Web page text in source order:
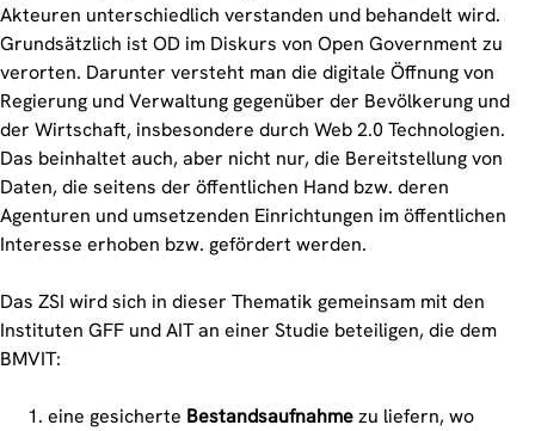
Akteuren unterschiedlich verstanden und behandelt wird.
Grundsätzlich ist OD im Diskurs von Open Government zu
verorten. Darunter versteht man die digitale Öffnung von
Regierung und Verwaltung gegenüber der Bevölkerung und
der Wirtschaft, insbesondere durch Web 2.0 Technologien.
Das beinhaltet auch, aber nicht nur, die Bereitstellung von
Daten, die seitens der öffentlichen Hand bzw. deren
Agenturen und umsetzenden Einrichtungen im öffentlichen
Interesse erhoben bzw. gefördert werden.
Das ZSI wird sich in dieser Thematik gemeinsam mit den
Instituten GFF und AIT an einer Studie beteiligen, die dem
BMVIT:
eine gesicherte Bestandsaufnahmezu liefern, wo